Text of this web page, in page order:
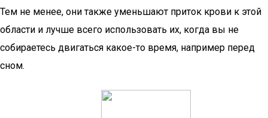
Тем не менее, они также уменьшают приток крови к этой
области и лучше всего использовать их, когда вы не
собираетесь двигаться какое-то время, например перед
сном.